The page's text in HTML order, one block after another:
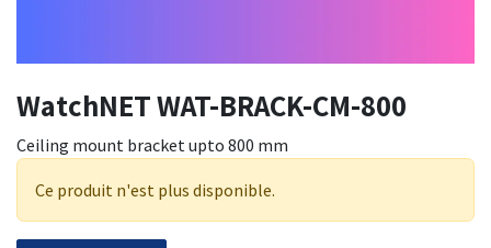
WatchNET WAT-BRACK-CM-800
Ceiling mount bracket upto 800 mm
Ce produit n'est plus disponible.